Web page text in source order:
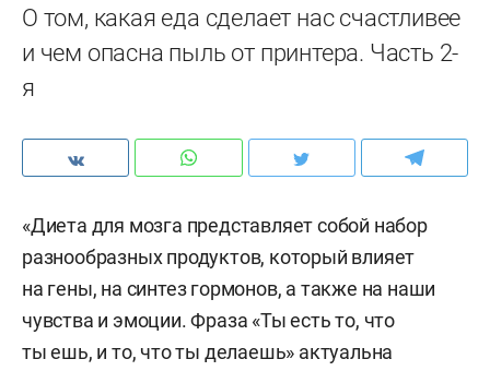
О том, какая еда сделает нас счастливее
и чем опасна пыль от принтера. Часть 2-
я
«Диета для мозга представляет собой набор
разнообразных продуктов, который влияет
на гены, на синтез гормонов, а также на наши
чувства и эмоции. Фраза «Ты есть то, что
ты ешь, и то, что ты делаешь» актуальна